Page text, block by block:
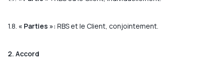
1.8. « Parties »: RBS et le Client, conjointement.
2. Accord